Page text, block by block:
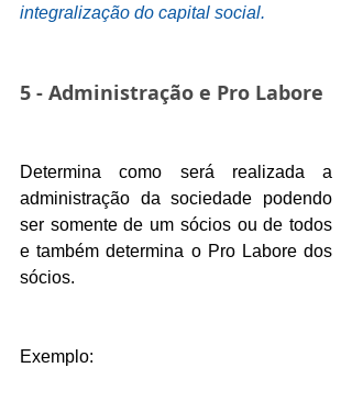
integralização do capital social.
5 - Administração e Pro Labore
Determina como será realizada a
administração da sociedade podendo
ser somente de um sócios ou de todos
e também determina o Pro Labore dos
sócios.
Exemplo: